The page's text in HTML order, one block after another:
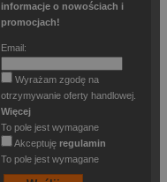
informacje o nowościach i
promocjach!
Email:
Wyrażam zgodę na
otrzymywanie oferty handlowej.
Więcej
To pole jest wymagane
Akceptuję regulamin
To pole jest wymagane